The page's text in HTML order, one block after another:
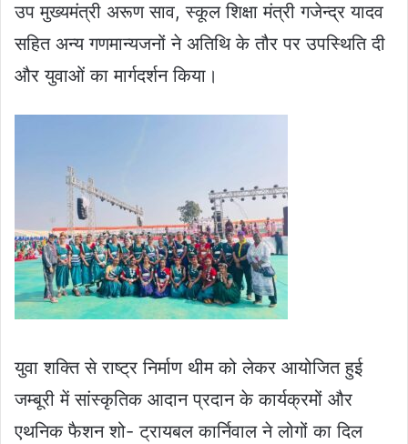
उप मुख्यमंत्री अरूण साव, स्कूल शिक्षा मंत्री गजेन्द्र यादव
सहित अन्य गणमान्यजनों ने अतिथि के तौर पर उपस्थिति दी
और युवाओं का मार्गदर्शन किया।
युवा शक्ति से राष्ट्र निर्माण थीम को लेकर आयोजित हुई
जम्बूरी में सांस्कृतिक आदान प्रदान के कार्यक्रमों और
एथनिक फैशन शो- ट्रायबल कार्निवाल ने लोगों का दिल